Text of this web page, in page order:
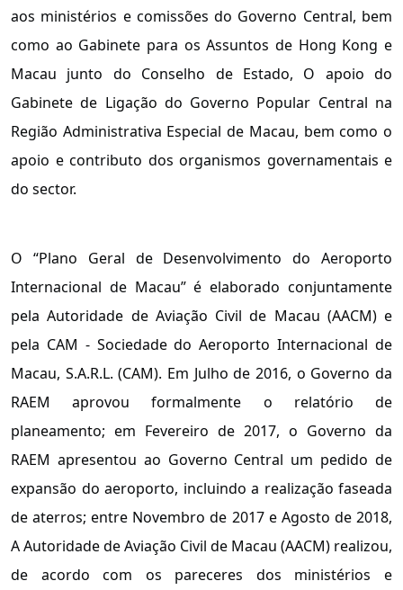
aos ministérios e comissões do Governo Central, bem
como ao Gabinete para os Assuntos de Hong Kong e
Macau junto do Conselho de Estado, O apoio do
Gabinete de Ligação do Governo Popular Central na
Região Administrativa Especial de Macau, bem como o
apoio e contributo dos organismos governamentais e
do sector.
O “Plano Geral de Desenvolvimento do Aeroporto
Internacional de Macau” é elaborado conjuntamente
pela Autoridade de Aviação Civil de Macau (AACM) e
pela CAM - Sociedade do Aeroporto Internacional de
Macau, S.A.R.L. (CAM). Em Julho de 2016, o Governo da
RAEM aprovou formalmente o relatório de
planeamento; em Fevereiro de 2017, o Governo da
RAEM apresentou ao Governo Central um pedido de
expansão do aeroporto, incluindo a realização faseada
de aterros; entre Novembro de 2017 e Agosto de 2018,
A Autoridade de Aviação Civil de Macau (AACM) realizou,
de acordo com os pareceres dos ministérios e